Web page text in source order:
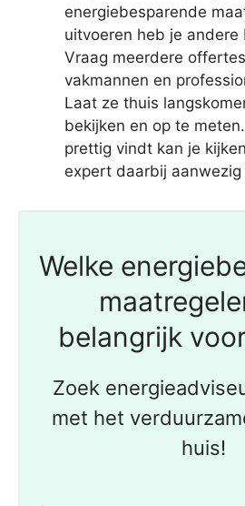
energiebesparende
uitvoeren heb je andere
Vraag meerdere
vakmannen en
Laat ze thuis
bekijken en op te
prettig vindt kan je
expert daarbij aanwezig
Welke
belangrijk
Zoek
met het
huis!